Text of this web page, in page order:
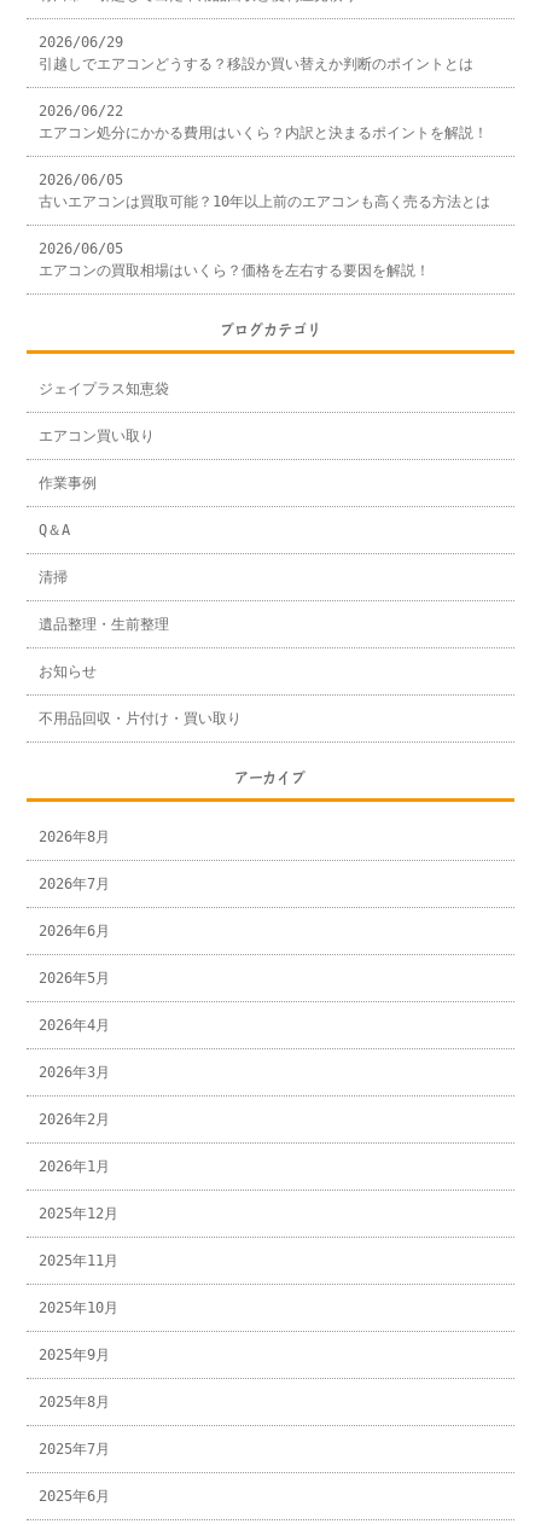
2026/06/29
引越しでエアコンどうする？移設か買い替えか判断のポイントとは
2026/06/22
エアコン処分にかかる費用はいくら？内訳と決まるポイントを解説！
2026/06/05
古いエアコンは買取可能？10年以上前のエアコンも高く売る方法とは
2026/06/05
エアコンの買取相場はいくら？価格を左右する要因を解説！
ブログカテゴリ
ジェイプラス知恵袋
エアコン買い取り
作業事例
Q＆A
清掃
遺品整理・生前整理
お知らせ
不用品回収・片付け・買い取り
アーカイブ
2026年8月
2026年7月
2026年6月
2026年5月
2026年4月
2026年3月
2026年2月
2026年1月
2025年12月
2025年11月
2025年10月
2025年9月
2025年8月
2025年7月
2025年6月